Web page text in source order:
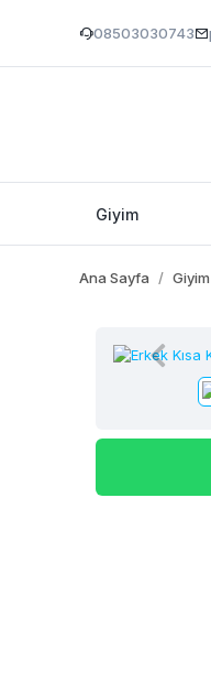
08503030743
Giyim
Ana Sayfa Giyim